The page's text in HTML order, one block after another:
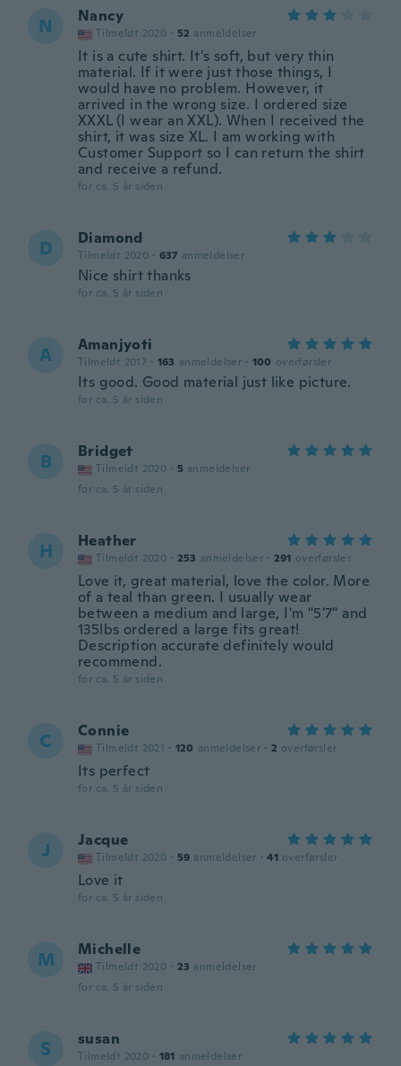
N Nancy
Tilmeldt 2020 · 52 anmeldelser
It is a cute shirt. It's soft, but very thin
material. If it were just those things, I
would have no problem. However, it
arrived in the wrong size. I ordered size
XXXL (I wear an XXL). When I received the
shirt, it was size XL. I am working with
Customer Support so I can return the shirt
and receive a refund.
for ca. 5 år siden
D Diamond
Tilmeldt 2020 · 637 anmeldelser
Nice shirt thanks
for ca. 5 år siden
A Amanjyoti
Tilmeldt 2017 · 163 anmeldelser · 100 overførsler
Its good. Good material just like picture.
for ca. 5 år siden
B Bridget
Tilmeldt 2020 · 5 anmeldelser
for ca. 5 år siden
H Heather
Tilmeldt 2020 · 253 anmeldelser · 291 overførsler
Love it, great material, love the color. More
of a teal than green. I usually wear
between a medium and large, I'm "5'7" and
135lbs ordered a large fits great!
Description accurate definitely would
recommend.
for ca. 5 år siden
C Connie
Tilmeldt 2021 · 120 anmeldelser · 2 overførsler
Its perfect
for ca. 5 år siden
J Jacque
Tilmeldt 2020 · 59 anmeldelser · 41 overførsler
Love it
for ca. 5 år siden
M Michelle
Tilmeldt 2020 · 23 anmeldelser
for ca. 5 år siden
S susan
Tilmeldt 2020 · 181 anmeldelser